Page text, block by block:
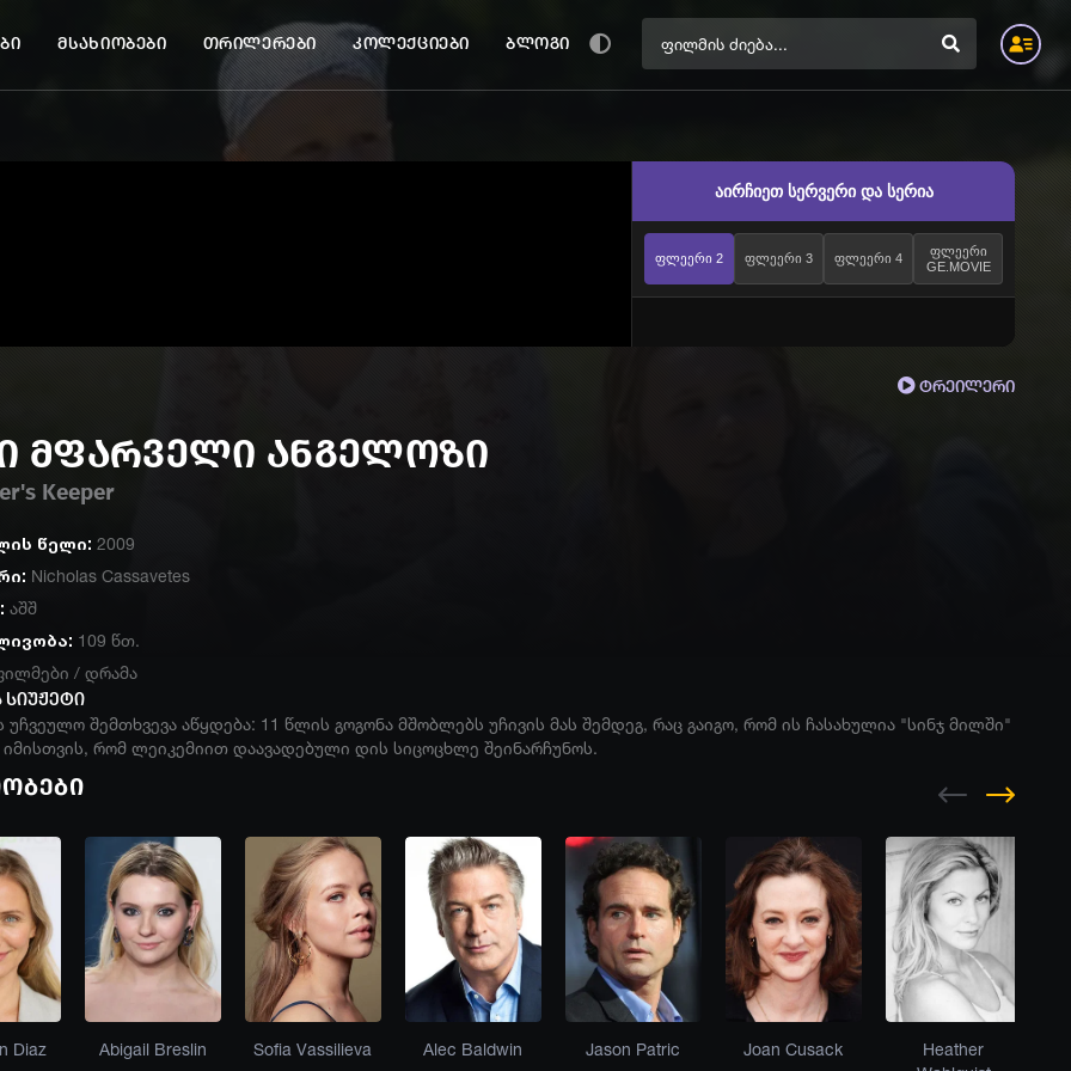
მსახიობები თრილერები კოლექციები ბლოგი
აირჩიეთ სერვერი და სერია
ფლეერი 2 ფლეერი 3 ფლეერი 4
ფლეერი
GE.MOVIE
ტრეილერი
მფარველი ანგელოზი
Keeper
წელი: 2009
Nicholas Cassavetes
აშშ
109 წთ.
/ დრამა
უჩვეულო შემთხვევა აწყდება: 11 წლის გოგონა მშობლებს უჩივის მას შემდეგ, რაც გაიგო, რომ ის ჩასახულია "სინჯ მილში"
რომ ლეიკემიით დაავადებული დის სიცოცხლე შეინარჩუნოს.
Diaz Abigail Breslin Sofia Vassilieva Alec Baldwin Jason Patric Joan Cusack
Heather